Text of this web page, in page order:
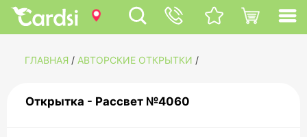
ГЛАВНАЯ / АВТОРСКИЕ ОТКРЫТКИ /
Открытка - Рассвет №4060